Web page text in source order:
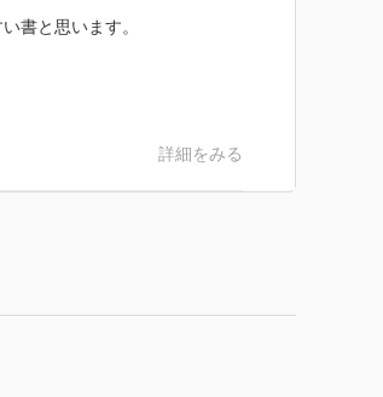
書と思います。
詳細をみる